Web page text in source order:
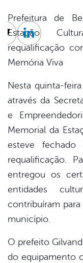
Prefeitura de
Estação
requalificação
Memória Viva
Nesta quinta-
através da
e
Memorial da
esteve
requalificação.
entregou os
entidades
contribuíram
município.
O prefeito
do equipamento
Twitter